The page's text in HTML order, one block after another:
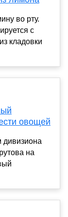
во рту.
с
кладовки
овощей
на